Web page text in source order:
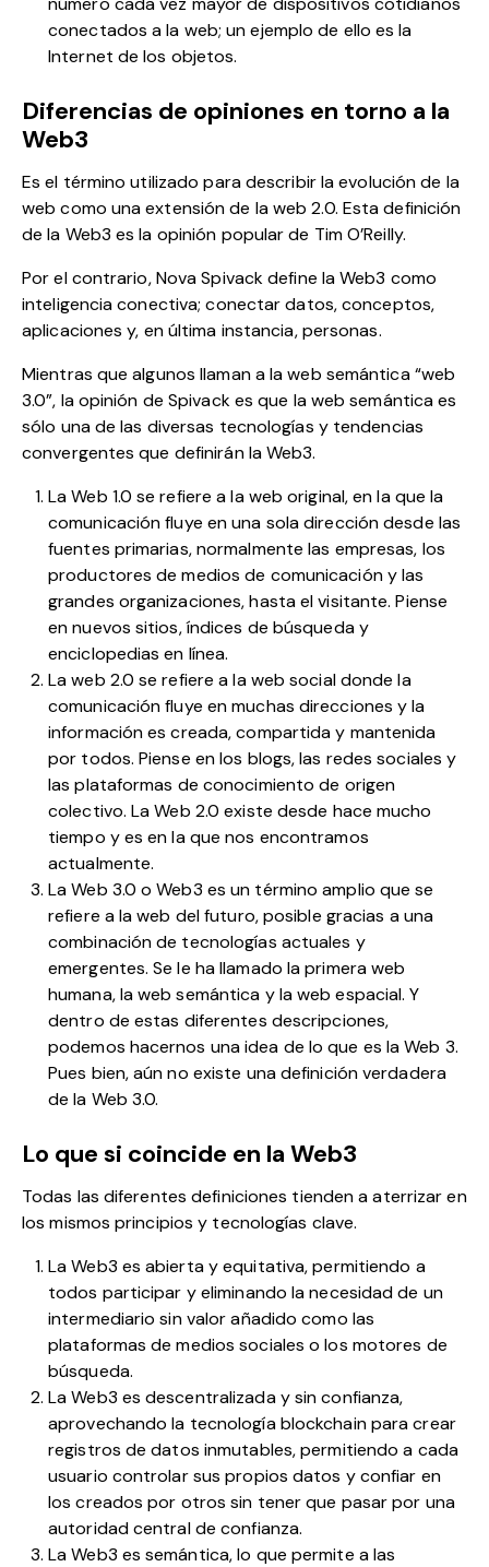
conectados a la web; un ejemplo de ello es la
Internet de los objetos.
Diferencias de opiniones en torno a la
Web3
Es el término utilizado para describir la evolución de la
web como una extensión de la web 2.0. Esta definición
de la Web3 es la opinión popular de Tim O’Reilly.
Por el contrario, Nova Spivack define la Web3 como
inteligencia conectiva; conectar datos, conceptos,
aplicaciones y, en última instancia, personas.
Mientras que algunos llaman a la web semántica “web
3.0”, la opinión de Spivack es que la web semántica es
sólo una de las diversas tecnologías y tendencias
convergentes que definirán la Web3.
La Web 1.0 se refiere a la web original, en la que la
comunicación fluye en una sola dirección desde las
fuentes primarias, normalmente las empresas, los
productores de medios de comunicación y las
grandes organizaciones, hasta el visitante. Piense
en nuevos sitios, índices de búsqueda y
enciclopedias en línea.
La web 2.0 se refiere a la web social donde la
comunicación fluye en muchas direcciones y la
información es creada, compartida y mantenida
por todos. Piense en los blogs, las redes sociales y
las plataformas de conocimiento de origen
colectivo. La Web 2.0 existe desde hace mucho
tiempo y es en la que nos encontramos
actualmente.
La Web 3.0 o Web3 es un término amplio que se
refiere a la web del futuro, posible gracias a una
combinación de tecnologías actuales y
emergentes. Se le ha llamado la primera web
humana, la web semántica y la web espacial. Y
dentro de estas diferentes descripciones,
podemos hacernos una idea de lo que es la Web 3.
Pues bien, aún no existe una definición verdadera
de la Web 3.0.
Lo que si coincide en la Web3
Todas las diferentes definiciones tienden a aterrizar en
los mismos principios y tecnologías clave.
La Web3 es abierta y equitativa, permitiendo a
todos participar y eliminando la necesidad de un
intermediario sin valor añadido como las
plataformas de medios sociales o los motores de
búsqueda.
La Web3 es descentralizada y sin confianza,
aprovechando la tecnología blockchain para crear
registros de datos inmutables, permitiendo a cada
usuario controlar sus propios datos y confiar en
los creados por otros sin tener que pasar por una
autoridad central de confianza.
La Web3 es semántica, lo que permite a las